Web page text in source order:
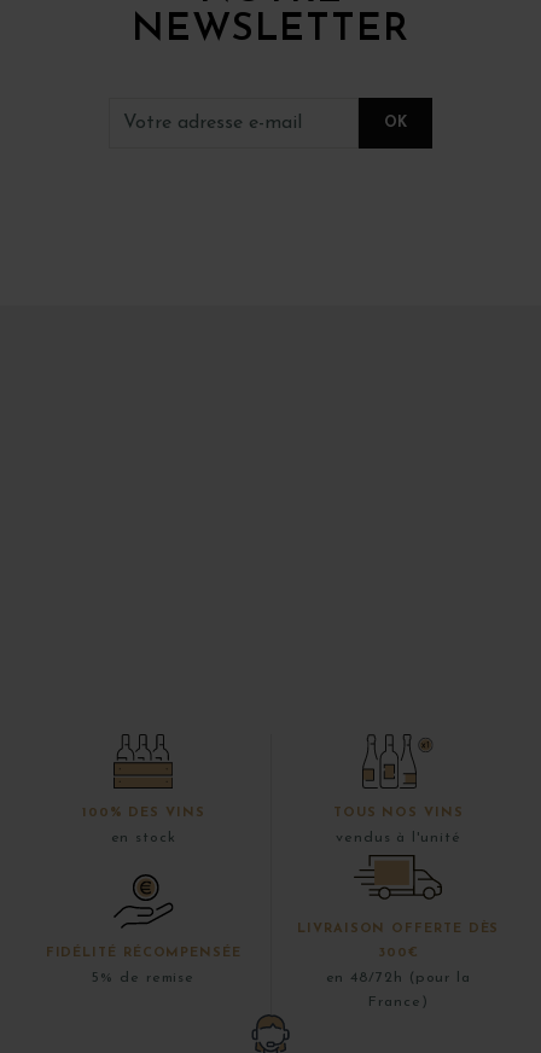
NEWSLETTER
100% DES VINS
en stock
TOUS NOS VINS
vendus à l'unité
FIDÉLITÉ RÉCOMPENSÉE
5% de remise
LIVRAISON OFFERTE DÈS
300€
en 48/72h (pour la
France)